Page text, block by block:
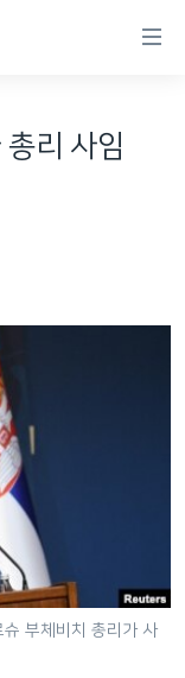
총리 사임
부체비치 총리가 사